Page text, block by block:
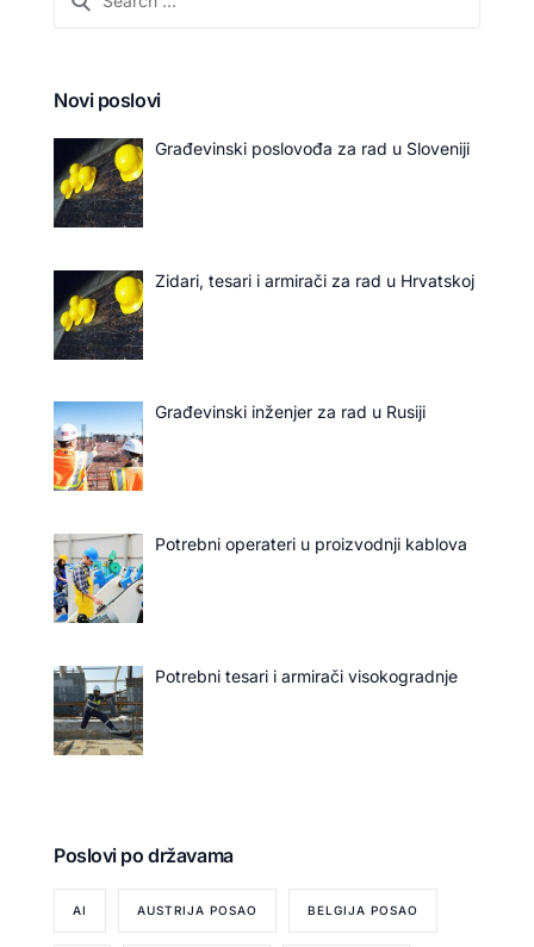
Novi poslovi
Građevinski poslovođa za rad u Sloveniji
Zidari, tesari i armirači za rad u Hrvatskoj
Građevinski inženjer za rad u Rusiji
Potrebni operateri u proizvodnji kablova
Potrebni tesari i armirači visokogradnje
Poslovi po državama
AI AUSTRIJA POSAO BELGIJA POSAO